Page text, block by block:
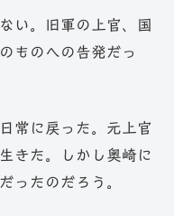
い。旧軍の上官、国
ものへの告発だっ
常に戻った。元上官
きた。しかし奥崎に
ったのだろう。